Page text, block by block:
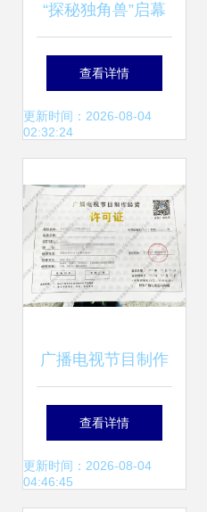
“探秘独角兽”启幕
北京广播电视台财
经频道新栏目聚焦
查看详情
更新时间：2026-08-04
02:32:24
广播电视节目制作
经营许可证 入门指
南与办理指南
查看详情
更新时间：2026-08-04
04:46:45